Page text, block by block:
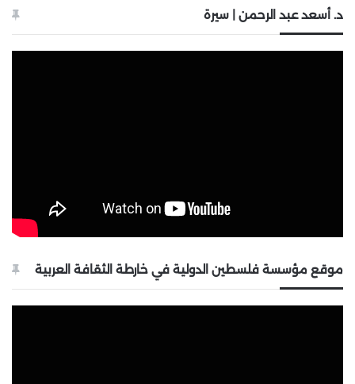
د. أسعد عبد الرحمن | سيرة
موقع مؤسسة فلسطين الدولية في خارطة الثقافة العربية